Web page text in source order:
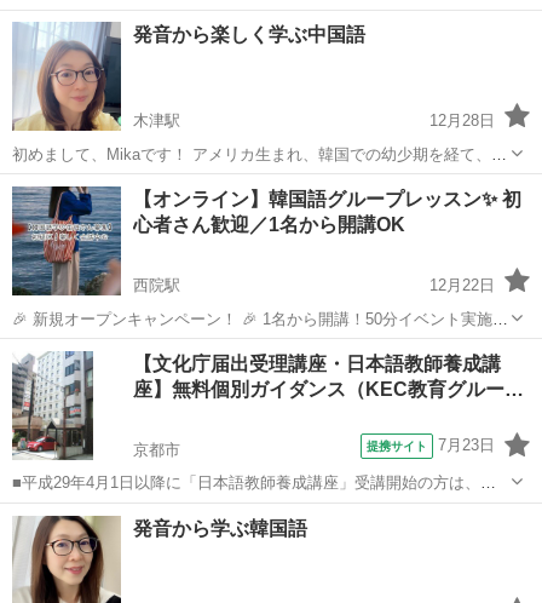
出張レッスン【京都・奈良・大阪・兵庫(それぞれ不可な地域もありま
す。ご了承下さい。)】、もちろんオンラインレッスン【全国可】も可
能です。教室では車一台駐車...
京都 相楽郡 フランス語 精華町
発音から楽しく学ぶ中国語
木津駅
12月28日
初めまして、Mikaです！ アメリカ生まれ、韓国での幼少期を経て、中
国で大学生活。その後は、日本の国立大学で研究生として過ごしまし
た。 今はオンラインを中心に、中国語だけなく、韓国語、英語、そし
て日本語を教えています。 ...
京都 木津川市 木津駅 中国語 オンライン
【オンライン】韓国語グループレッスン✨ 初
心者さん歓迎／1名から開講OK
西院駅
12月22日
🎉 新規オープンキャンペーン！ 🎉 1名から開講！50分イベント実施
中！ オンライン新教室がオープンしました！ 私たちのオンラインスク
ールは何が違うの？ 独自のプログラムで、学習者の実力をしっかり伸
ばすだけで...
京都 京都市 西院駅 韓国語 レッスン
【文化庁届出受理講座・日本語教師養成講
座】無料個別ガイダンス（KEC教育グルー…
京都市 提携サイト 7月23日
■平成29年4月1日以降に「日本語教師養成講座」受講開始の方は、そ
の講座内容が文化庁に認められた「文化庁届出受理講座」であること
が必要です。KECなら全校舎で届出受理講座が受講できます。 資格を
取り、国内、海外の日本語教師...
京都 京都市 その他
発音から学ぶ韓国語